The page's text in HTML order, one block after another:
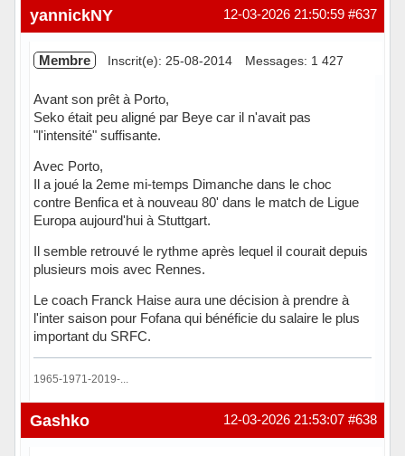
Hors ligne #637
12-03-2026 21:50:59
yannickNY
Membre Inscrit(e): 25-08-2014 Messages: 1 427
Avant son prêt à Porto,
Seko était peu aligné par Beye car il n'avait pas
"l'intensité" suffisante.
Avec Porto,
Il a joué la 2eme mi-temps Dimanche dans le choc
contre Benfica et à nouveau 80' dans le match de Ligue
Europa aujourd'hui à Stuttgart.
Il semble retrouvé le rythme après lequel il courait depuis
plusieurs mois avec Rennes.
Le coach Franck Haise aura une décision à prendre à
l'inter saison pour Fofana qui bénéficie du salaire le plus
important du SRFC.
1965-1971-2019-...
Hors ligne #638
12-03-2026 21:53:07
Gashko